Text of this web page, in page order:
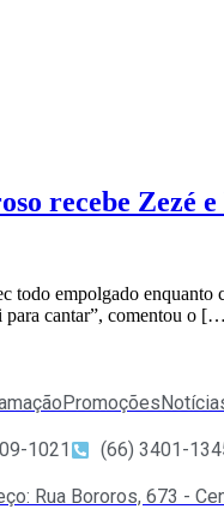
recebe Zezé e
empolgado
para cantar”, comentou o
Promoções
1021 (66) 3401-
Rua Bororos, 673 -